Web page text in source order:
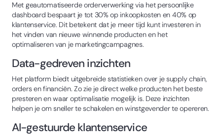
Met geautomatiseerde orderverwerking via het persoonlijke
dashboard bespaart je tot 30% op inkoopkosten en 40% op
klantenservice. Dit betekent dat je meer tijd kunt investeren in
het vinden van nieuwe winnende producten en het
optimaliseren van je marketingcampagnes.
Data-gedreven inzichten
Het platform biedt uitgebreide statistieken over je supply chain,
orders en financiën. Zo zie je direct welke producten het beste
presteren en waar optimalisatie mogelijk is. Deze inzichten
helpen je om sneller te schakelen en winstgevender te opereren.
AI-gestuurde klantenservice